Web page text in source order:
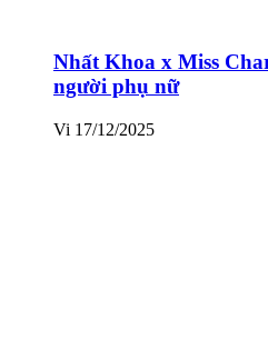
Nhất Khoa x Miss
người phụ nữ
Vi 17/12/2025